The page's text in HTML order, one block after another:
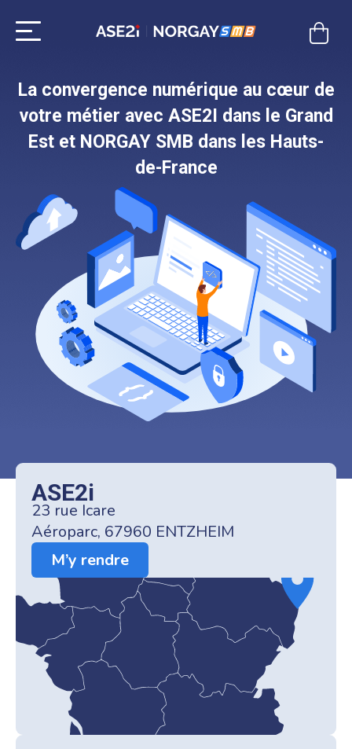
contenu
La convergence numérique au cœur de
votre métier avec ASE2I dans le Grand
Est et NORGAY SMB dans les Hauts-
de-France
ASE2i
23 rue Icare
Aéroparc, 67960 ENTZHEIM
M’y rendre